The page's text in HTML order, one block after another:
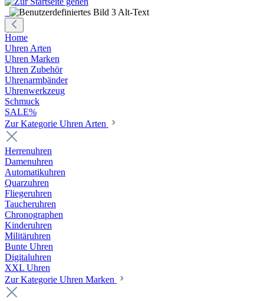
Home
Uhren Arten
Uhren Marken
Uhren Zubehör
Uhrenarmbänder
Uhrenwerkzeug
Schmuck
SALE%
Zur Kategorie Uhren Arten
Herrenuhren
Damenuhren
Automatikuhren
Quarzuhren
Fliegeruhren
Taucheruhren
Chronographen
Kinderuhren
Militäruhren
Bunte Uhren
Digitaluhren
XXL Uhren
Zur Kategorie Uhren Marken